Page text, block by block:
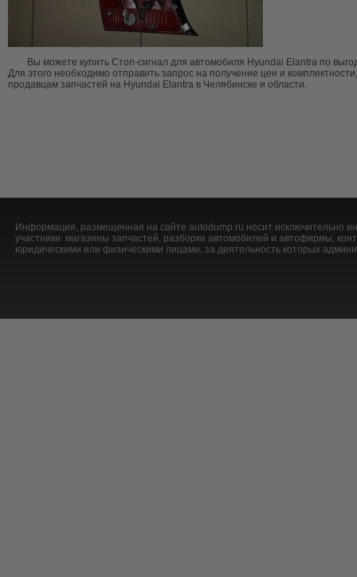
Вы можете купить Стоп-сигнал для автомобиля Hyundai Elantra по
Для этого необходимо отправить запрос на получение цен и
продавцам запчастей на Hyundai Elantra в Челябинске и области.
Информация, размещенная на сайте autodump.ru носит исключительно
участники: магазины запчастей, разборки автомобилей и автофирмы,
юридическими или физическими лицами, за деятельность которых